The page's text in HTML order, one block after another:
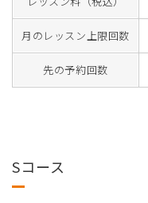
月のレッスン上限回数
先の予約回数
Sコース